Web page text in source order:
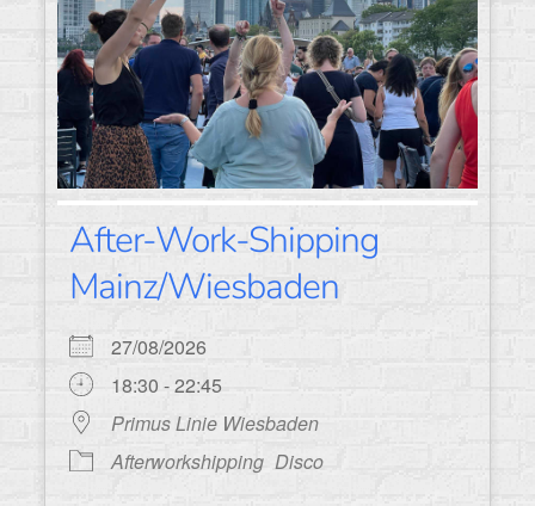
After-Work-Shipping
Mainz/Wiesbaden
27/08/2026
18:30 - 22:45
Primus Linie Wiesbaden
Afterworkshipping Disco